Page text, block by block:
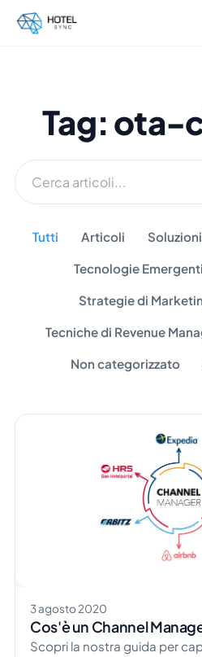
Tag: ota-
Tutti Articoli
Tecnologie
Strategie di
Tecniche di Revenue
Non categorizzato
3 agosto 2020
Cos'è un Channel
Scopri la nostra guida per